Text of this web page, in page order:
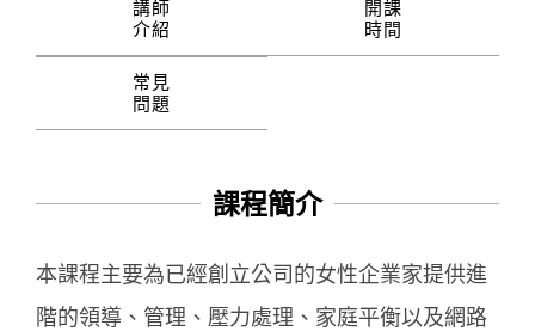
講師
介紹
開課
時間
常見
問題
課程簡介
本課程主要為已經創立公司的女性企業家提供進
階的領導、管理、壓力處理、家庭平衡以及網路